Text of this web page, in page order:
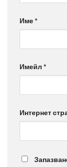
Име*
Имейл *
Интернет